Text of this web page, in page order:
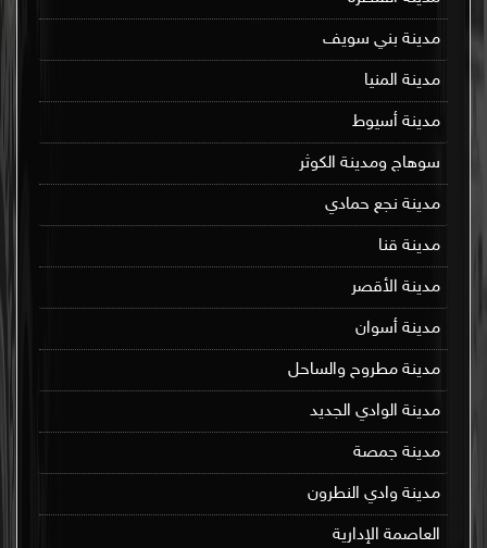
مدينة بني سويف
مدينة المنيا
مدينة أسيوط
سوهاج ومدينة الكوثر
مدينة نجع حمادي
مدينة قنا
مدينة الأقصر
مدينة أسوان
مدينة مطروح والساحل
مدينة الوادي الجديد
مدينة جمصة
مدينة وادي النطرون
العاصمة الإدارية